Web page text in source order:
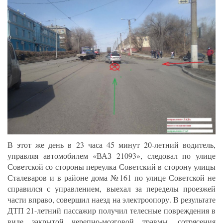
В этот же день в 23 часа 45 минут 20-летний водитель,
управляя автомобилем «ВАЗ 21093», следовал по улице
Советской со стороны переулка Советский в сторону улицы
Сталеваров и в районе дома №161 по улице Советской не
справился с управлением, выехал за переделы проезжей
части вправо, совершил наезд на электроопору. В результате
ДТП 21-летний пассажир получил телесные повреждения в